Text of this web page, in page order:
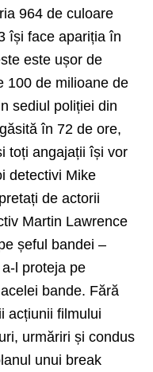
964 de culoare
își face apariția în
este ușor de
100 de milioane de
sediul poliției din
în 72 de ore,
toți angajații își vor
detectivi Mike
de actorii
Martin Lawrence
șeful bandei –
l proteja pe
bande. Fără
acțiunii filmului
urmăriri și condus
unui break